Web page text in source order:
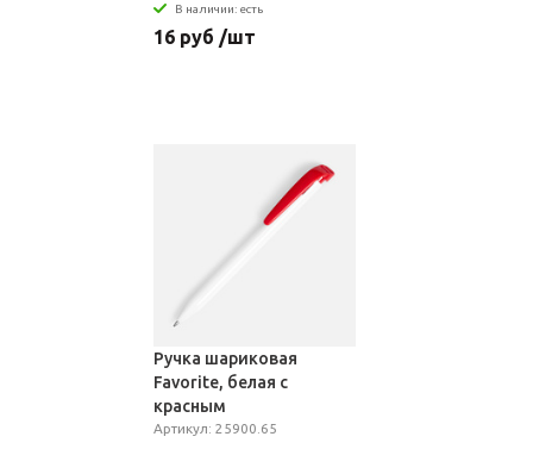
В наличии: есть
16 руб /шт
Ручка шариковая
Favorite, белая с
красным
Артикул: 25900.65